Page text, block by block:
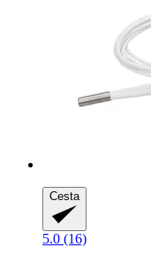
Cesta
5.0 (16)